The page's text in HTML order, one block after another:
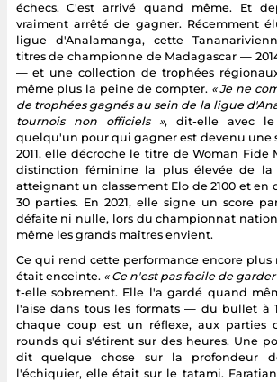
échecs. C'est arrivé quand même. Et
vraiment arrêté de gagner. Récemment
ligue d'Analamanga, cette
titres de championne de Madagascar —
— et une collection de trophées
même plus la peine de compter. « Je ne
de trophées gagnés au sein de la ligue
tournois non officiels », dit-elle avec le
quelqu'un pour qui gagner est devenu une
2011, elle décroche le titre de Woman
distinction féminine la plus élevée de la
atteignant un classement Elo de 2100 et en
30 parties. En 2021, elle signe un score
défaite ni nulle, lors du championnat
même les grands maîtres envient.
Ce qui rend cette performance encore plus
était enceinte. « Ce n'est pas facile de
t-elle sobrement. Elle l'a gardé quand
l'aise dans tous les formats — du bullet à
chaque coup est un réflexe, aux parties
rounds qui s'étirent sur des heures. Une
dit quelque chose sur la profondeur
l'échiquier, elle était sur le tatami.